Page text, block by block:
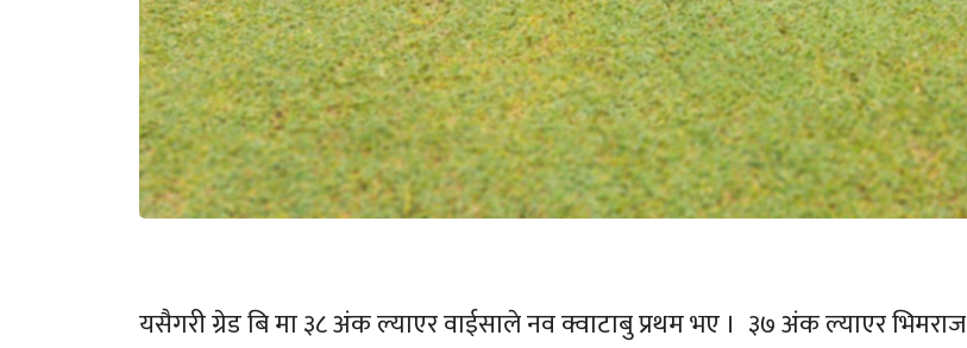
यसैगरी ग्रेड बि मा ३८ अंक ल्याएर वाईसाले नव क्वाटाबु प्रथम भए । ३७ अंक ल्याएर भिमराज